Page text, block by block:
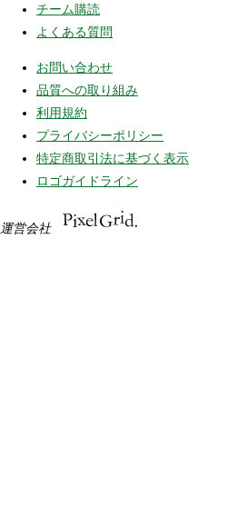
チーム購読
よくある質問
お問い合わせ
品質への取り組み
利用規約
プライバシーポリシー
特定商取引法に基づく表示
ロゴガイドライン
運営会社